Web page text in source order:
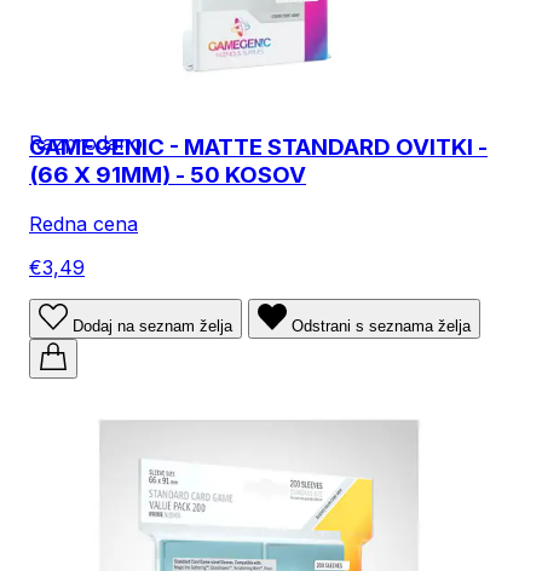
Razprodano
GAMEGENIC - MATTE STANDARD OVITKI -
(66 X 91MM) - 50 KOSOV
Redna cena
€3,49
Dodaj na seznam želja Odstrani s seznama želja